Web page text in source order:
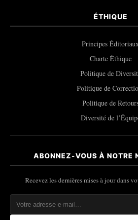
ÉTHIQUE
Principes
Charte Éthique
Politique de
Politique de
Politique de
Diversité de
ABONNEZ-VOUS À NOTRE
Recevez les dernières mises à jour dans